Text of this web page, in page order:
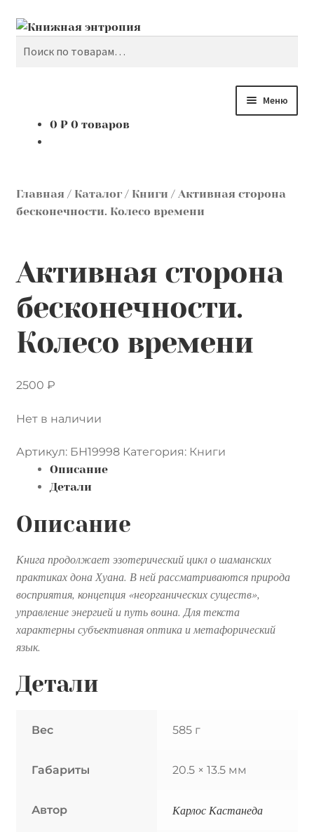
Перейти
Перейти
содержимому
Поиск
Меню
Доставка и оплата
О нас
Контакты
Лингвистика и культурология
0 ₽ 0 товаров
Главная / Каталог/ Книги / Активная сторона
бесконечности. Колесо времени
Активная сторона
бесконечности.
Колесо времени
2500 ₽
Нет в наличии
Артикул: БН19998 Категория: Книги
Описание
Детали
Описание
Книга продолжает эзотерический цикл о шаманских
практиках дона Хуана. В ней рассматриваются природа
восприятия, концепция «неорганических существ»,
управление энергией и путь воина. Для текста
характерны субъективная оптика и метафорический
язык.
Детали
Вес 585 г
Габариты 20.5 × 13.5 мм
Автор Карлос Кастанеда